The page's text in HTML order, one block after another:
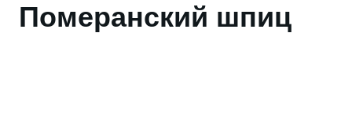
Померанский шпиц